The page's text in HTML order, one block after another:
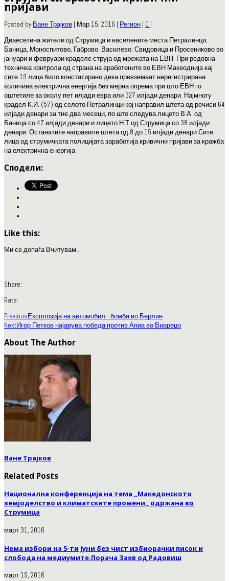
пријави
Posted by Ване Трајков | Мар 15, 2016 | Регион | 0 |
Дваесетина жители од Струмица и населените места Петралинци,
Баница, Моноспитово, Габрово, Василево, Свидовица и Просениково во
јануари и февруари краделе струја од мрежата на ЕВН. При редовна
техничка контрола од страна на вработените во ЕВН Макеоднија кај
сите 19 лица било констатирано дека превземаат нерегистрирана
количина електрична енергија без мерна опрема при што ЕВН го
оштетиле за околу пет илјади евра или 327 илјади денари. Најмногу
крадел К.И. (57) од селото Петралинци кој направил штета од речиси 64
илјади денари за тие два месеци, по што следува лицето В.А. од
Баница со 47 илјади денари и лицето Н.Т од Струмица со 38 илјади
денари. Останатите направиле штета од 8 до 15 илјади денари Сите
лица од струмичката полицијата заработија кривични пријави за кражба
на електрична енергија
Сподели:
Like this:
Ми се допаѓа Вчитувам...
Share:
Rate:
PreviousЕксплозија на автомобил - бомба во Берлин
NextИгор Петков најавува победа против Апиа во Виареџо
About The Author
Ване Трајков
Related Posts
Национална конференција на тема „Македонското
земјоделство и климатските промени„ одржана во
Струмица
март 31, 2016
Нема избори на 5-ти јуни без чист избиорачки писок и
слобода на медиумите.Порача Заев од Радовиш
март 19, 2016